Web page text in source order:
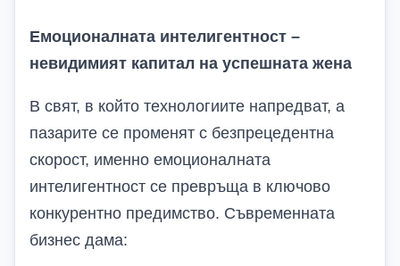
Емоционалната интелигентност –
невидимият капитал на успешната жена
В свят, в който технологиите напредват, а
пазарите се променят с безпрецедентна
скорост, именно емоционалната
интелигентност се превръща в ключово
конкурентно предимство. Съвременната
бизнес дама: